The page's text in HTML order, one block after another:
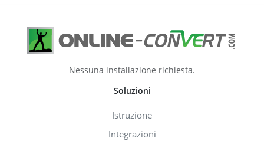
Nessuna installazione richiesta.
Soluzioni
Istruzione
Integrazioni